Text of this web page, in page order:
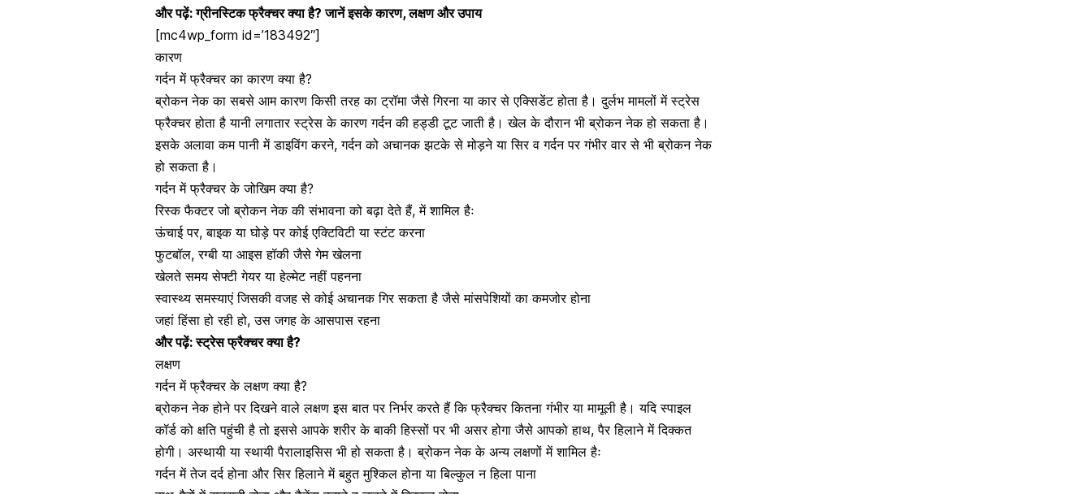
और पढ़ें:ग्रीनस्टिक फ्रैक्चर क्या है? जानें इसके कारण, लक्षण और उपाय
[mc4wp_form id=’183492″]
कारण
गर्दन में फ्रैक्चर का कारण क्या है?
ब्रोकन नेक का सबसे आम कारण किसी तरह का ट्रॉमा जैसे गिरना या कार से एक्सिडेंट होता है। दुर्लभ मामलों में स्ट्रेस
फ्रैक्चर होता है यानी लगातारस्ट्रेस के कारण गर्दन की हड्डी टूट जाती है। खेल के दौरान भी ब्रोकन नेक हो सकता है।
इसके अलावा कम पानी में डाइविंग करने, गर्दन को अचानक झटके से मोड़ने या सिर व गर्दन पर गंभीर वार से भी ब्रोकन नेक
हो सकता है।
गर्दन में फ्रैक्चर के जोखिम क्या है?
रिस्क फैक्टर जो ब्रोकन नेक की संभावना को बढ़ा देते हैं, में शामिल हैः
ऊंचाई पर, बाइक या घोड़े पर कोई एक्टिविटी या स्टंट करना
फुटबॉल, रग्बी या आइस हॉकी जैसे गेम खेलना
खेलते समय सेफ्टी गेयर या हेल्मेट नहीं पहनना
स्वास्थ्य समस्याएं जिसकी वजह से कोई अचानक गिर सकता है जैसेमांसपेशियों का कमजोर होना
जहां हिंसा हो रही हो, उस जगह के आसपास रहना
और पढ़ें:स्ट्रेस फ्रैक्चर क्या है?
लक्षण
गर्दन में फ्रैक्चर के लक्षण क्या है?
ब्रोकन नेक होने पर दिखने वाले लक्षण इस बात पर निर्भर करते हैं कि फ्रैक्चर कितना गंभीर या मामूली है। यदि स्पाइल
कॉर्ड को क्षति पहुंची है तो इससे आपके शरीर के बाकी हिस्सों पर भी असर होगा जैसे आपको हाथ,पैर हिलाने में दिक्कत
होगी। अस्थायी या स्थायी पैरालाइसिस भी हो सकता है। ब्रोकन नेक के अन्य लक्षणों में शामिल हैः
गर्दन में तेज दर्द होना और सिर हिलाने में बहुत मुश्किल होना या बिल्कुल न हिला पाना